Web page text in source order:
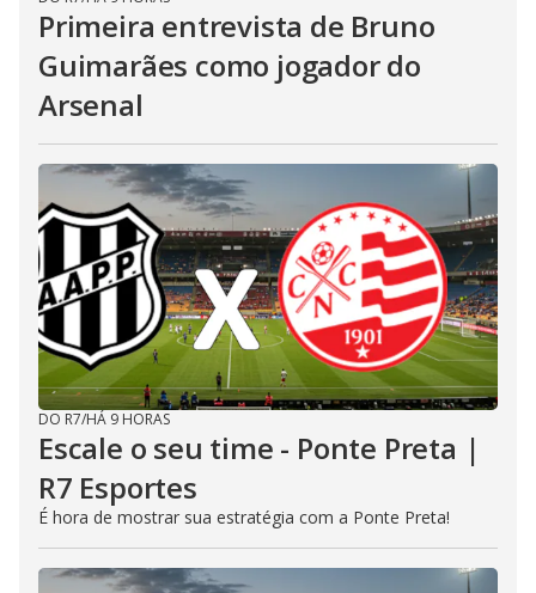
Primeira entrevista de Bruno
Guimarães como jogador do
Arsenal
DO R7/HÁ 9 HORAS
Escale o seu time - Ponte Preta |
R7 Esportes
É hora de mostrar sua estratégia com a Ponte Preta!